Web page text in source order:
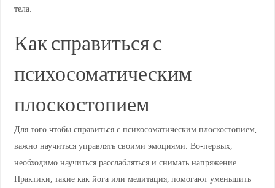
тела.
Как справиться с
психосоматическим
плоскостопием
Для того чтобы справиться с психосоматическим плоскостопием,
важно научиться управлять своими эмоциями. Во-первых,
необходимо научиться расслабляться и снимать напряжение.
Практики, такие как йога или медитация, помогают уменьшить